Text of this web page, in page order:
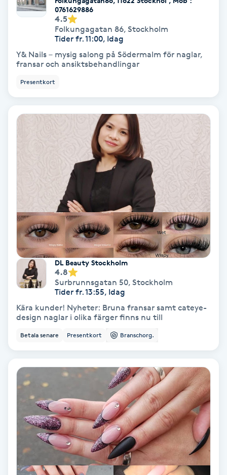
Color correction
Extensions
Extensions borttagning
Eyeliner-tatuering
Fettreducering
Fibromassage
Fotmassage
0761629886
4.5
Folkungagatan 86, Stockholm
Tider fr. 11:00, Idag
Y& Nails – mysig salong på Södermalm för naglar,
fransar och ansiktsbehandlingar
Presentkort
DL Beauty Stockholm
4.8
Surbrunnsgatan 50, Stockholm
Tider fr. 13:55, Idag
Kära kunder! Nyheter: Bruna fransar samt cateye-
design naglar i olika färger finns nu till
Betala senare Presentkort Branschorg.